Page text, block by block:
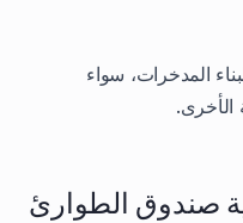
المدخرات، سواء
صندوق الطوارئ